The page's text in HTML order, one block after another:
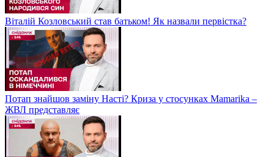
Віталій Козловський став батьком! Як назвали первістка?
Потап знайшов заміну Насті? Криза у стосунках Mamarika –
ЖВЛ представляє